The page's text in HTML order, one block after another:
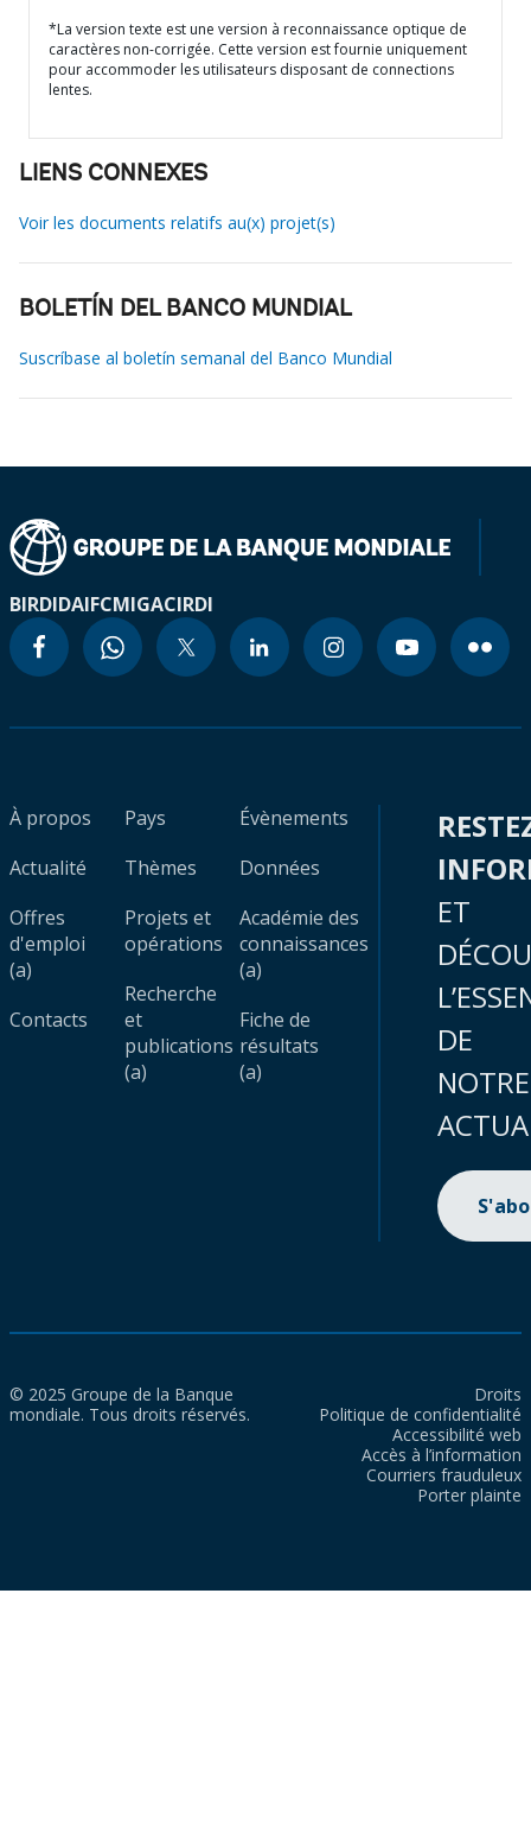
*La version texte est une version à reconnaissance optique de
caractères non-corrigée. Cette version est fournie uniquement
pour accommoder les utilisateurs disposant de connections
lentes.
LIENS CONNEXES
Voir les documents relatifs au(x) projet(s)
BOLETÍN DEL BANCO MUNDIAL
Suscríbase al boletín semanal del Banco Mundial
BIRDIDAIFCMIGACIRDI
À propos
Actualité
Offres
d'emploi
(a)
Contacts
Pays
Thèmes
Projets et
opérations
Recherche
et
publications
(a)
Évènements
Données
Académie des
connaissances
(a)
Fiche de
résultats
(a)
ET
DE
NOTRE
© 2025 Groupe de la Banque
mondiale. Tous droits réservés.
Droits
Politique de confidentialité
Accessibilité web
Accès à l’information
Courriers frauduleux
Porter plainte